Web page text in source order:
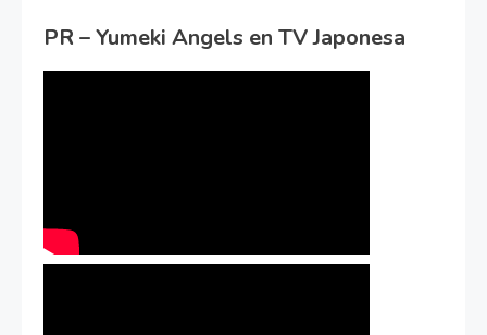
PR – Yumeki Angels en TV Japonesa